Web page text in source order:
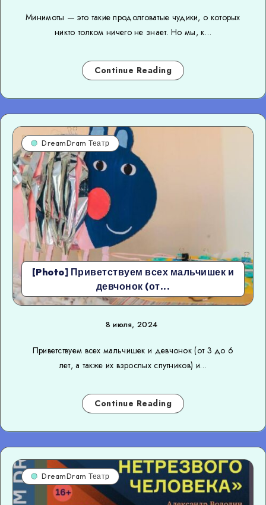
Минимоты — это такие продолговатые чудики, о которых
никто толком ничего не знает. Но мы, к…
Continue Reading
[Photo] Приветствуем всех мальчишек и
девчонок (от...
DreamDram Театр
8 июля, 2024
Приветствуем всех мальчишек и девчонок (от 3 до 6
лет, а также их взрослых спутников) и…
Continue Reading
DreamDram Театр